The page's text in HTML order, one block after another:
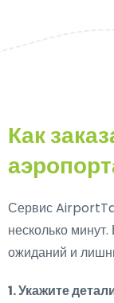
Как
Сервис
несколько
ожиданий и
1. Укажите